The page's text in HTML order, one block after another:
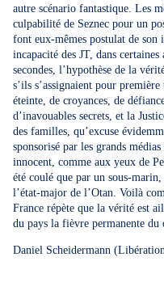
autre scénario fantastique. Les
culpabilité de Seznec pour un
font eux-mêmes postulat de son
incapacité des JT, dans
secondes, l’hypothèse de la
s’ils s’assignaient pour
éteinte, de croyances, de
d’inavouables secrets, et la
des familles, qu’excuse
sponsorisé par les grands
innocent, comme aux yeux de
été coulé que par un sous-
l’état-major de l’Otan. Voilà
France répète que la vérité est
du pays la fièvre permanente du
Daniel Scheidermann